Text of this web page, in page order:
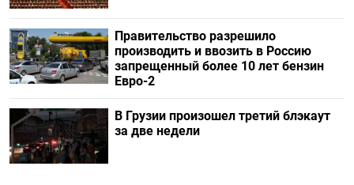
Правительство разрешило
производить и ввозить в Россию
запрещенный более 10 лет бензин
Евро-2
В Грузии произошел третий блэкаут
за две недели